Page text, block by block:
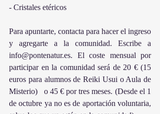
- Cristales etéricos
Para apuntarte, contacta para hacer el ingreso
y agregarte a la comunidad. Escribe a
info@pontenatur.es. El coste mensual por
participar en la comunidad será de 20 € (15
euros para alumnos de Reiki Usui o Aula de
Misterio)   o 45 € por tres meses. (Desde el 1
de octubre ya no es de aportación voluntaria,